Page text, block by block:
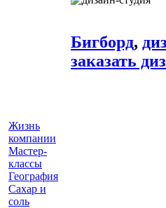
Жизнь
компании
Мастер-
классы
География
Сахар и
соль
Бигборд,
заказать